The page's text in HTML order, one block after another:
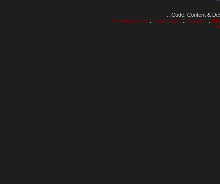
.: Code, Content &
GTAvision.com:: Impressum:: Contact::